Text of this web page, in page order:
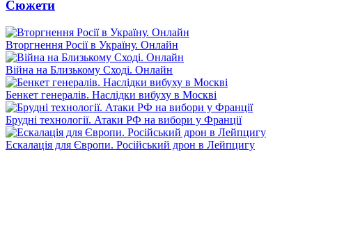
Сюжети
Вторгнення Росії в Україну. Онлайн
Війна на Близькому Сході. Онлайн
Бенкет генералів. Наслідки вибуху в Москві
Брудні технології. Атаки РФ на вибори у Франції
Ескалація для Європи. Російський дрон в Лейпцигу